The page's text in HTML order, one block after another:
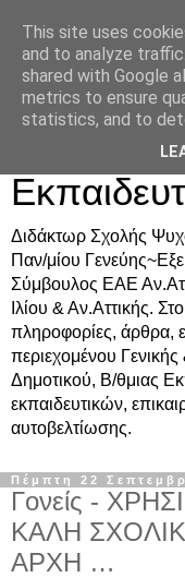
Δρ.
Διδάκτωρ Σχολής
Παν/μίου
Σύμβουλος ΕΑΕ
Ιλίου & Αν.Αττικής.
πληροφορίες, άρθρα,
περιεχομένου
Δημοτικού, Β/θμιας
εκπαιδευτικών,
αυτοβελτίωσης.
Πέμπτη 22
Γονείς -
ΚΑΛΗ
ΑΡΧΗ …
This site uses
and to analyze
shared with Google
metrics to ensure
statistics, and to